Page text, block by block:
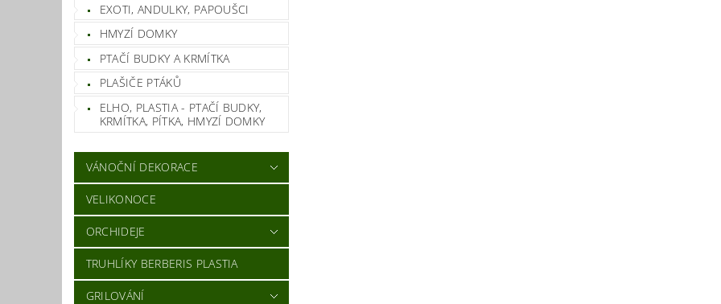
EXOTI, ANDULKY, PAPOUŠCI
HMYZÍ DOMKY
PTAČÍ BUDKY A KRMÍTKA
PLAŠIČE PTÁKŮ
ELHO, PLASTIA - PTAČÍ BUDKY,
KRMÍTKA, PÍTKA, HMYZÍ DOMKY
VÁNOČNÍ DEKORACE
VELIKONOCE
ORCHIDEJE
TRUHLÍKY BERBERIS PLASTIA
GRILOVÁNÍ